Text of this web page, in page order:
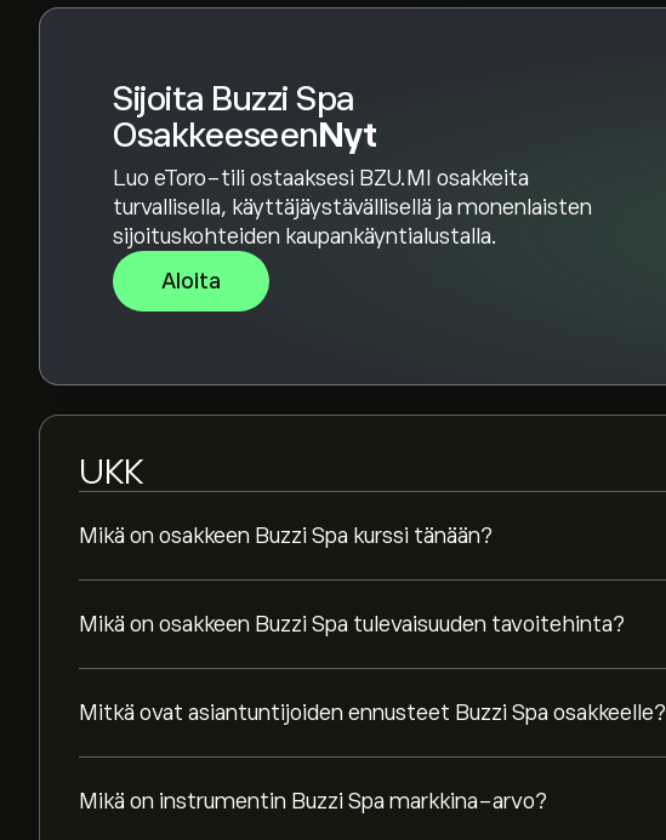
Sijoita Buzzi Spa
OsakkeeseenNyt
Luo eToro-tili ostaaksesi BZU.MI osakkeita
turvallisella, käyttäjäystävällisellä ja monenlaisten
sijoituskohteiden kaupankäyntialustalla.
Aloita
UKK
Mikä on osakkeen Buzzi Spa kurssi tänään?
Mikä on osakkeen Buzzi Spa tulevaisuuden tavoitehinta?
Mitkä ovat asiantuntijoiden ennusteet Buzzi Spa osakkeelle?
Mikä on instrumentin Buzzi Spa markkina-arvo?